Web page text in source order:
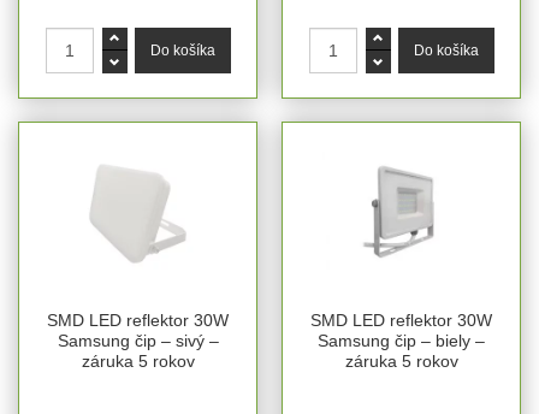
SMD LED reflektor 30W
Samsung čip – sivý –
záruka 5 rokov
SMD LED reflektor 30W
Samsung čip – biely –
záruka 5 rokov